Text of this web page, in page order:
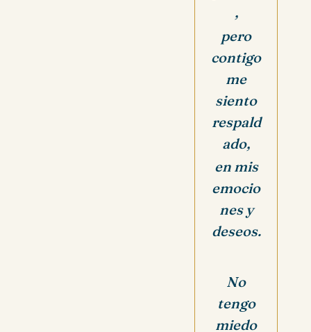
,
pero
contigo
me
siento
respald
ado,
en mis
emocio
nes y
deseos.
No
tengo
miedo